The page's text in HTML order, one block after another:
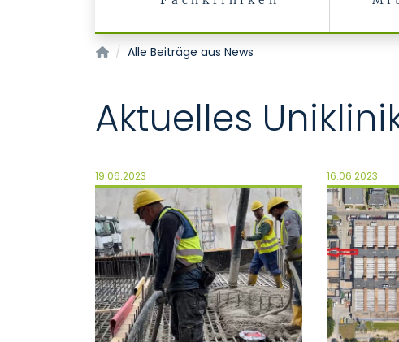
Startseite
Alle Beiträge aus News
Aktuelles
19.06.2023 16.06.2023